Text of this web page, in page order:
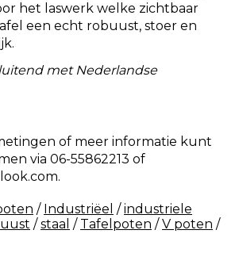
het laswerk welke zichtbaar
een echt robuust, stoer en
met Nederlandse
of meer informatie kunt
via 06-55862213 of
.
/ Industriëel /industriele
/staal / Tafelpoten /V poten /